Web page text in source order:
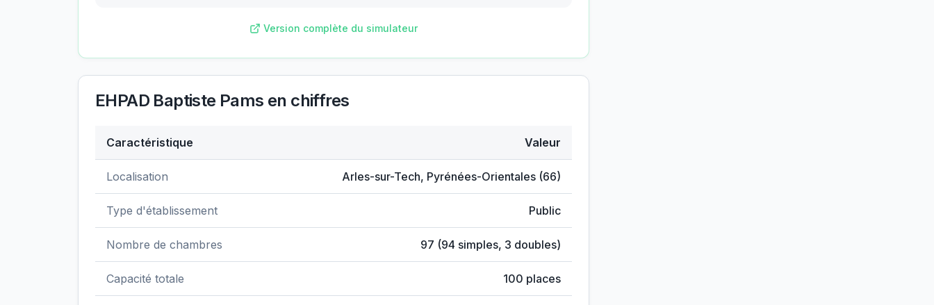
Version complète du simulateur
EHPAD Baptiste Pams en chiffres
Caractéristique Valeur
Localisation Arles-sur-Tech, Pyrénées-Orientales (66)
Type d'établissement Public
Nombre de chambres 97 (94 simples, 3 doubles)
Capacité totale 100 places